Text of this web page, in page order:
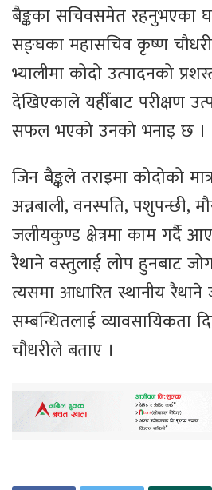
बैङ्कका सचिवसमेत रहनुभएका
सङ्घका महासचिव कृष्ण
भ्यालीमा कोदो उत्पादनको
देखिएकाले यहीँबाट परीक्षण
सफल भएको उनको भनाइ छ ।
जिन बैङ्कले तराइमा कोदोको
अन्नबाली, वनस्पति, पशुपन्छी,
जलीयकुण्ड क्षेत्रमा काम गर्दै
रैथाने वस्तुलाई लोप हुनबाट
त्यसमा आधारित स्थानीय रैथाने
सम्बन्धितलाई व्यावसायिकता
चौधरीले बताए ।